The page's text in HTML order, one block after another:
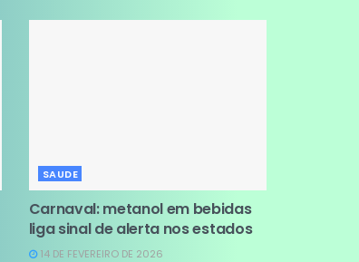
SAUDE
Carnaval: metanol em bebidas
liga sinal de alerta nos estados
14 DE FEVEREIRO DE 2026